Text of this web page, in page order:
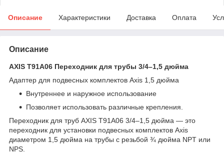
Описание Характеристики Доставка Оплата
Описание
AXIS T91A06 Переходник для трубы 3/4–1,5 дюйма
Адаптер для подвесных комплектов Axis 1,5 дюйма
Внутреннее и наружное использование
Позволяет использовать различные крепления.
Переходник для труб AXIS T91A06 3/4–1,5 дюйма — это
переходник для установки подвесных комплектов Axis
диаметром 1,5 дюйма на трубы с резьбой ¾ дюйма NPT или
NPS.